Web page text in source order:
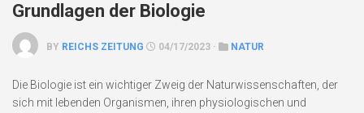
Grundlagen der Biologie
BY REICHS ZEITUNG 04/17/2023 · NATUR
Die Biologie ist ein wichtiger Zweig der Naturwissenschaften, der
sich mit lebenden Organismen, ihren physiologischen und